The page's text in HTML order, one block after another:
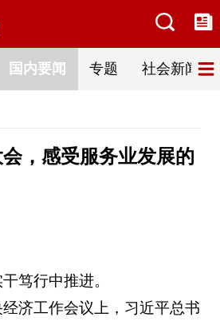
国内要闻 专题 社会新闻
，感受服务业发展的
笃行中推进。
济工作会议上，习近平总书